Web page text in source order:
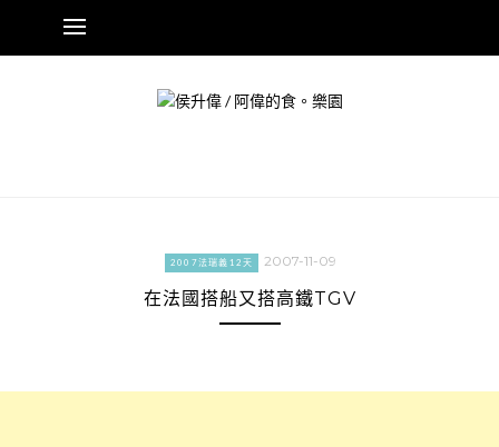
content
2007法瑞義12天 2007-11-09
在法國搭船又搭高鐵TGV